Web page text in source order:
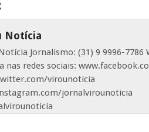
Notícia
Jornalismo: (31) 9 9996-7786
nas redes sociais:
virounoticia
jornalvirounoticia